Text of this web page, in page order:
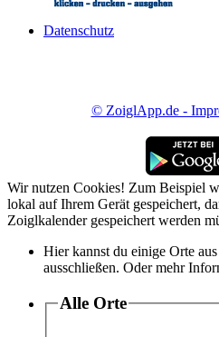
Datenschutz
© ZoiglApp.de -
Wir nutzen Cookies! Zum Beispiel
lokal auf Ihrem Gerät gespeichert,
Zoiglkalender gespeichert werden
Hier kannst du einige Orte
ausschließen. Oder mehr
Alle Orte